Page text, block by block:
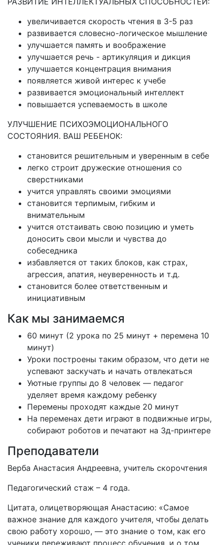
увеличивается скорость чтения в 3-5 раз
развивается словесно-логическое мышление
улучшается память и воображение
улучшается речь - артикуляция и дикция
улучшается концентрация внимания
появляется живой интерес к учебе
развивается эмоциональный интеллект
повышается успеваемость в школе
УЛУЧШЕНИЕ ПСИХОЭМОЦИОНАЛЬНОГО
СОСТОЯНИЯ. ВАШ РЕБЕНОК:
становится решительным и уверенным в себе
легко строит дружеские отношения со
сверстниками
учится управлять своими эмоциями
становится терпимым, гибким и
внимательным
учится отстаивать свою позицию и уметь
доносить свои мысли и чувства до
собеседника
избавляется от таких блоков, как страх,
агрессия, апатия, неуверенность и т.д.
становится более ответственным и
инициативным
Как мы занимаемся
60 минут (2 урока по 25 минут + перемена 10
минут)
Уроки построены таким образом, что дети не
успевают заскучать и начать отвлекаться
Уютные группы до 8 человек — педагог
уделяет время каждому ребенку
Перемены проходят каждые 20 минут
На переменах дети играют в подвижные игры,
собирают роботов и печатают на 3д-принтере
Преподаватели
Верба Анастасия Андреевна, учитель скорочтения
Педагогический стаж – 4 года.
Цитата, олицетворяющая Анастасию: «Самое
важное знание для каждого учителя, чтобы делать
свою работу хорошо, — это знание о том, как его
ученики переживают процесс обучения, и о том,